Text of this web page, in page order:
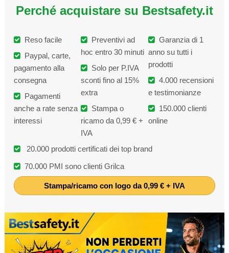
Perché acquistare su Bestsafety.it
Reso facile
Paypal, carte,
pagamento alla
consegna
Pagamenti
anche a rate senza
interessi
Preventivi ad
hoc entro 30 minuti
Solo per P.IVA
sconti fino al 15%
extra
Stampa o
ricamo da 0,99 € +
IVA
Garanzia di 1
anno su tutti i
prodotti
4.000 recensioni
e testimonianze
150.000 clienti
online
20.000 prodotti certificati dei top brand
70.000 PMI sono clienti Grilca
Stampa/ricamo con logo da 0,99 € + IVA